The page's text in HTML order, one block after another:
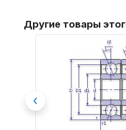
Другие товары
Previous